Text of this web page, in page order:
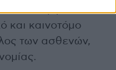
με στόχο
και καινοτόμο
των ασθενών,